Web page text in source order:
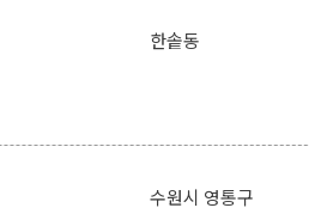
한솥동
수원시 영통구